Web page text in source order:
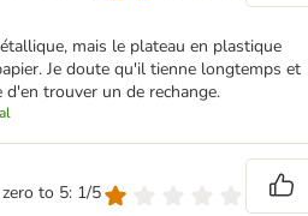
mais le plateau en plastique
Je doute qu'il tienne longtemps et
trouver un de rechange.
to 5: 1/5